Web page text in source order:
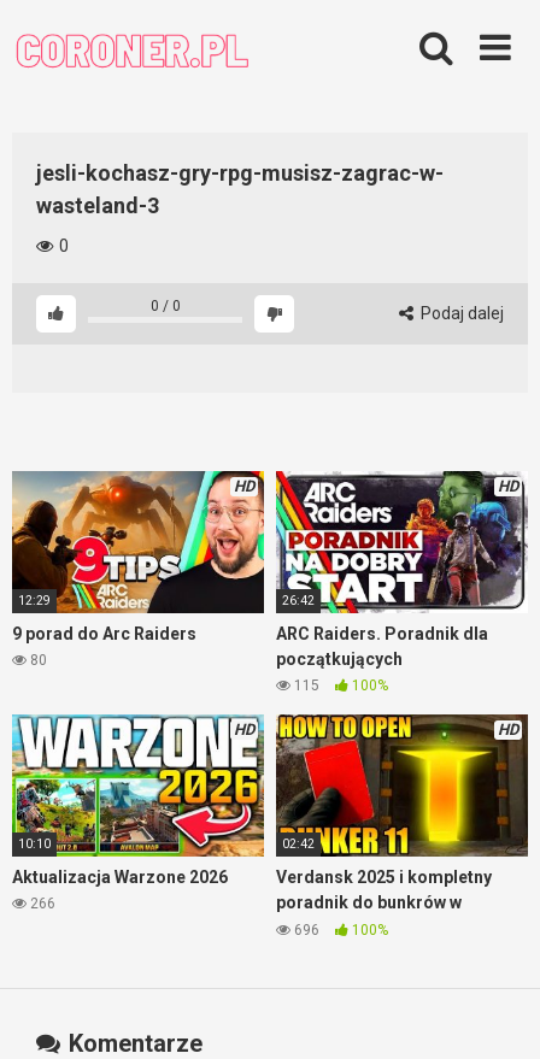
content
jesli-kochasz-gry-rpg-musisz-zagrac-w-
wasteland-3
0
0 / 0 Podaj dalej
HD
12:29
9 porad do Arc Raiders
80
HD
26:42
ARC Raiders. Poradnik dla
początkujących
115 100%
HD
10:10
Aktualizacja Warzone 2026
266
HD
02:42
Verdansk 2025 i kompletny
poradnik do bunkrów w
Warzone
696 100%
Komentarze